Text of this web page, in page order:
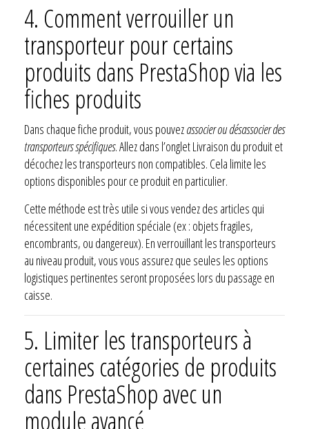
4. Comment verrouiller un
transporteur pour certains
produits dans PrestaShop via les
fiches produits
Dans chaque fiche produit, vous pouvezassocier ou désassocier des
transporteurs spécifiques. Allez dans l’onglet Livraison du produit et
décochez les transporteurs non compatibles. Cela limite les
options disponibles pour ce produit en particulier.
Cette méthode est très utile si vous vendez des articles qui
nécessitent une expédition spéciale (ex : objets fragiles,
encombrants, ou dangereux). En verrouillant les transporteurs
au niveau produit, vous vous assurez que seules les options
logistiques pertinentes seront proposées lors du passage en
caisse.
5. Limiter les transporteurs à
certaines catégories de produits
dans PrestaShop avec un
module avancé